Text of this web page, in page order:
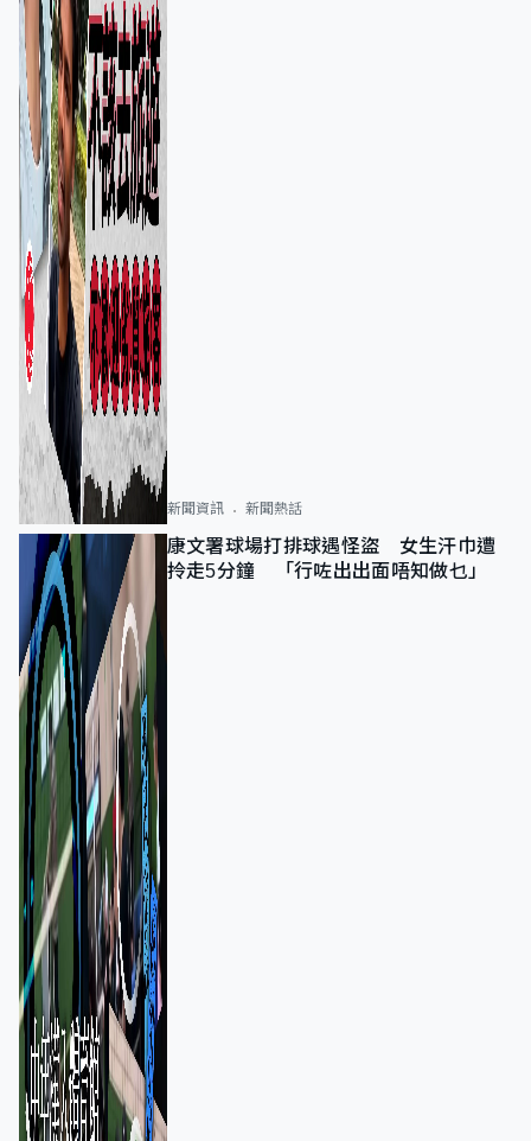
新聞資訊 新聞熱話
康文署球場打排球遇怪盜 女生汗巾遭
拎走5分鐘 「行咗出出面唔知做乜」